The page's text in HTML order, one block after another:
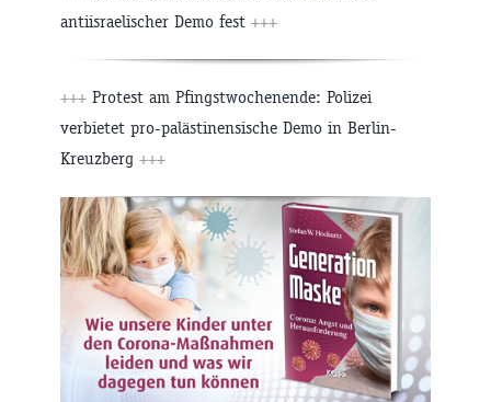
antiisraelischer Demo fest +++
+++ Protest am Pfingstwochenende: Polizei
verbietet pro-palästinensische Demo in Berlin-
Kreuzberg +++